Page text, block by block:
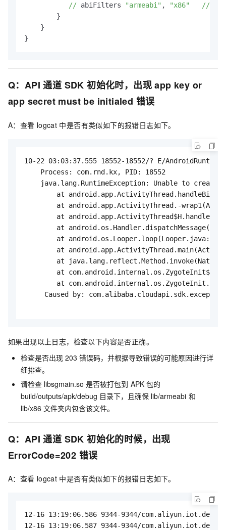
// abiFilters "armeabi" , "x86" //API
        }
    }
}
Q：API 通道 SDK 初始化时，出现 app key or
app secret must be initialed 错误
A：查看 logcat 中是否有类似如下的报错日志如下。
10-22 03:03:37.555 18552-18552/? E/AndroidRuntime:
    Process: com.rnd.kx, PID: 18552
java.lang.RuntimeException: Unable to create
at
at android.app.ActivityThread.-
at
at
        at android.os.Looper.loop(Looper.java:148)
at
at java.lang.reflect.Method.invoke(Native
at
at
Caused by:
如果出现以上日志，检查以下内容是否正确。
检查是否出现 203 错误码，并根据导致错误的可能原因进行详
细排查。
请检查 libsgmain.so 是否被打包到 APK 包的
build/outputs/apk/debug 目录下，且确保 lib/armeabi 和
lib/x86 文件夹内包含该文件。
Q：API 通道 SDK 初始化的时候，出现
ErrorCode=202 错误
A：查看 logcat 中是否有类似如下的报错日志如下。
12-16 13:19:06.586 9344-9344/com.aliyun.iot.demo
12-16 13:19:06.587 9344-9344/